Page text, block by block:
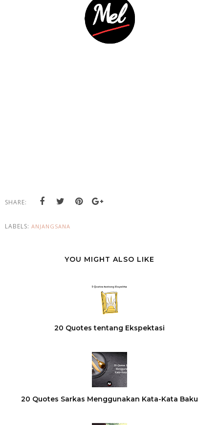
SHARE:
LABELS: ANJANGSANA
YOU MIGHT ALSO LIKE
20 Quotes tentang Ekspektasi
20 Quotes Sarkas Menggunakan Kata-Kata Baku